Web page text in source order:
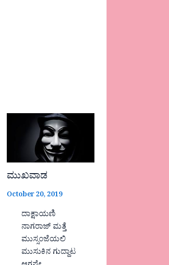
ಮುಖವಾಡ
October 20, 2019
ದಾಕ್ಷಾಯಣಿ
ನಾಗರಾಜ್ ಮತ್ತೆ
ಮುಸ್ಸಂಜೆಯಲಿ
ಮುಸುಕಿನ ಗುದ್ದಾಟ